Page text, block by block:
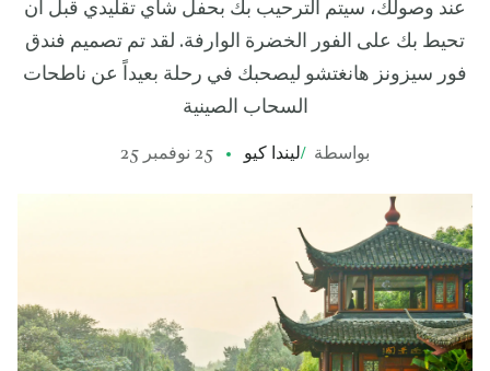
عند وصولك، سيتم الترحيب بك بحفل شاي تقليدي قبل أن
تحيط بك على الفور الخضرة الوارفة. لقد تم تصميم فندق
فور سيزونز هانغتشو ليصحبك في رحلة بعيداً عن ناطحات
السحاب الصينية
بواسطة /ليندا كيو 25 نوفمبر 25